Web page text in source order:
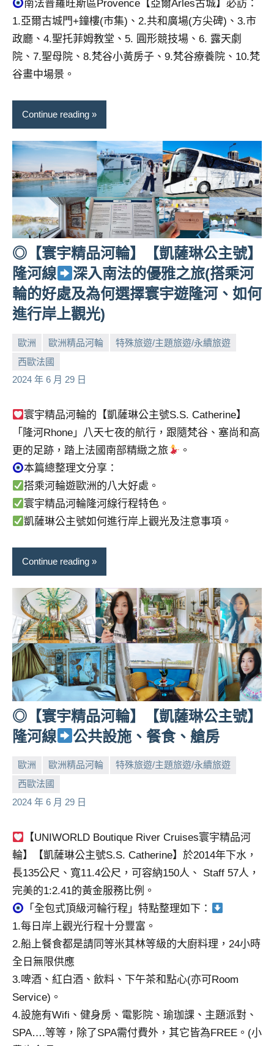
南法普羅旺斯區Provence【亞爾Arles古城】必訪：
1.亞爾古城門+鐘樓(市集)、2.共和廣場(方尖碑)、3.市
政廳、4.聖托菲姆教堂、5. 圓形競技場、6. 露天劇
院、7.聖母院、8.梵谷小黃房子、9.梵谷療養院、10.梵
谷畫中場景。
Continue reading
◎【寰宇精品河輪】【凱薩琳公主號】
隆河線
深入南法的優雅之旅(搭乘河
輪的好處及為何選擇寰宇遊隆河、如何
進行岸上觀光)
歐洲 歐洲精品河輪
特殊旅遊/主題旅遊/永續旅遊
西歐法國
2024 年 6 月 29 日
小
芳
No
comments
寰宇精品河輪的【凱薩琳公主號S.S. Catherine】
「隆河Rhone」八天七夜的航行，跟隨梵谷、塞尚和高
更的足跡，踏上法國南部精緻之旅
。
本篇總整理文分享：
搭乘河輪遊歐洲的八大好處。
寰宇精品河輪隆河線行程特色。
凱薩琳公主號如何進行岸上觀光及注意事項。
Continue reading
◎【寰宇精品河輪】【凱薩琳公主號】
隆河線
公共設施、餐食、艙房
歐洲 歐洲精品河輪
特殊旅遊/主題旅遊/永續旅遊
西歐法國
2024 年 6 月 29 日
小
芳
No
comments
【UNIWORLD Boutique River Cruises寰宇精品河
輪】【凱薩琳公主號S.S. Catherine】於2014年下水，
長135公尺、寬11.4公尺，可容納150人、 Staff 57人，
完美的1:2.41的黃金服務比例。
「全包式頂級河輪行程」特點整理如下：
1.每日岸上觀光行程十分豐富。
2.船上餐食都是請同等米其林等級的大廚料理，24小時
全日無限供應
3.啤酒、紅白酒、飲料、下午茶和點心(亦可Room
Service)。
4.設施有Wifi、健身房、電影院、瑜珈課、主題派對、
SPA….等等，除了SPA需付費外，其它皆為FREE。(小